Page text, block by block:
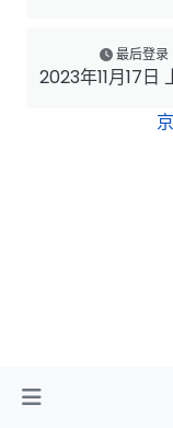
最后登录
2023年11月17日